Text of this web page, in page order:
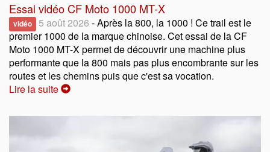
Essai vidéo CF Moto 1000 MT-X
vidéo 5 août 2026 - Après la 800, la 1000 ! Ce trail est le
premier 1000 de la marque chinoise. Cet essai de la CF
Moto 1000 MT-X permet de découvrir une machine plus
performante que la 800 mais pas plus encombrante sur les
routes et les chemins puis que c'est sa vocation.
Lire la suite